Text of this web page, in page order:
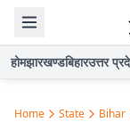
होमझारखण्डबिहारउत्तर
Home State Bihar